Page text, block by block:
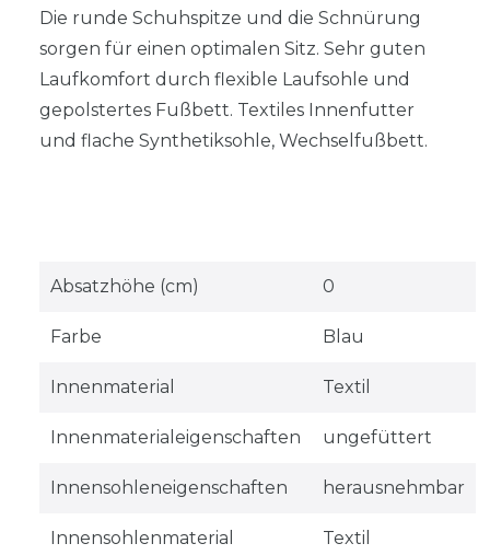
Die runde Schuhspitze und die Schnürung
sorgen für einen optimalen Sitz. Sehr guten
Laufkomfort durch flexible Laufsohle und
gepolstertes Fußbett. Textiles Innenfutter
und flache Synthetiksohle, Wechselfußbett.
Absatzhöhe (cm) 0
Farbe Blau
Innenmaterial Textil
Innenmaterialeigenschaften ungefüttert
Innensohleneigenschaften herausnehmbar
Innensohlenmaterial Textil